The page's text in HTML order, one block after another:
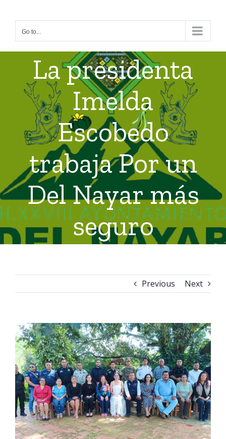
contentGo to...
La presidenta
Imelda
Escobedo
trabaja Por un
Del Nayar más
seguro
Previous Next
View
Larger
Image